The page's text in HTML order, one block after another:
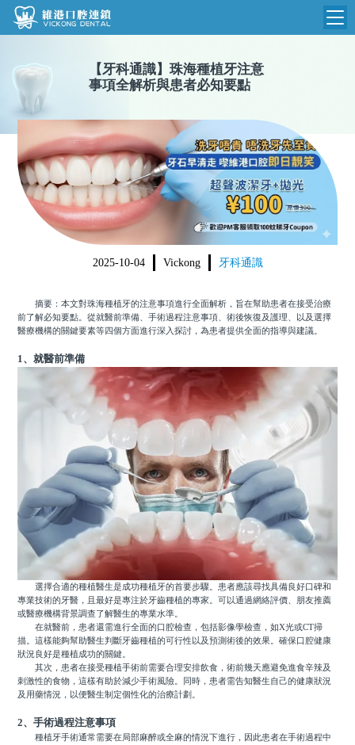
維港首頁
品牌介紹
環境設備
醫院新聞
收費標準
N
收費總表
植牙收費
根管收費
美學收費
箍牙收費
醫生團隊
門診時間
【 牙科通識】 珠海種植牙注意
事項全解析與患者必知要點
2025-10-04 Vickong 牙科通識
摘要：本文對珠海種植牙的注意事項進行全面解析，旨在幫助患者在接受治療
前了解必知要點。從就醫前準備、手術過程注意事項、術後恢復及護理、以及選擇
醫療機構的關鍵要素等四個方面進行深入探討，為患者提供全面的指導與建議。
1、就醫前準備
選擇合適的種植醫生是成功種植牙的首要步驟。患者應該尋找具備良好口碑和
專業技術的牙醫，且最好是專注於牙齒種植的專家。可以通過網絡評價、朋友推薦
或醫療機構背景調查了解醫生的專業水準。
在就醫前，患者還需進行全面的口腔檢查，包括影像學檢查，如X光或CT掃
描。這樣能夠幫助醫生判斷牙齒種植的可行性以及預測術後的效果。確保口腔健康
狀況良好是種植成功的關鍵。
其次，患者在接受種植手術前需要合理安排飲食，術前幾天應避免進食辛辣及
刺激性的食物，這樣有助於減少手術風險。同時，患者需告知醫生自己的健康狀況
及用藥情況，以便醫生制定個性化的治療計劃。
2、手術過程注意事項
種植牙手術通常需要在局部麻醉或全麻的情況下進行，因此患者在手術過程中